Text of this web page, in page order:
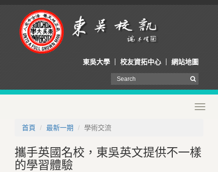
東吳大學 校友資拓中心 網站地圖
首頁
最新一期 學術交流
攜手英國名校，東吳英文提供不一樣
的學習體驗